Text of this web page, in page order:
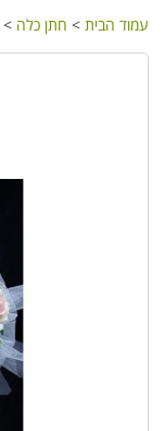
עמוד הבית > חתן כלה >